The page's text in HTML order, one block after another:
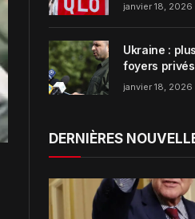
janvier 18, 2026
Ukraine :
foyers
dans la
janvier 18, 2026
DERNIÈRES